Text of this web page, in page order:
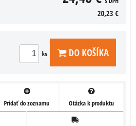
20,23 €
ks DO KOŠÍKA
Pridať do zoznamu Otázka k produktu